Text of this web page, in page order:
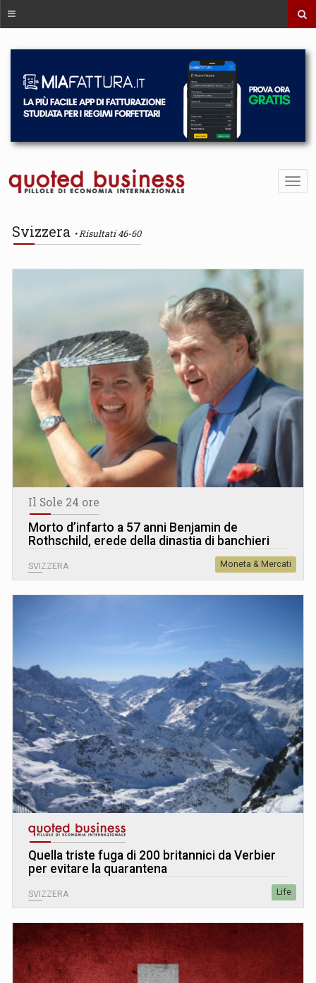
Svizzera Risultati 46-60
Il Sole 24 ore
Morto d’infarto a 57 anni Benjamin de
Rothschild, erede della dinastia di banchieri
SVIZZERA Moneta & Mercati
Quella triste fuga di 200 britannici da Verbier
per evitare la quarantena
SVIZZERA Life